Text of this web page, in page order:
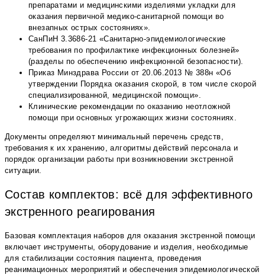
препаратами и медицинскими изделиями укладки для
оказания первичной медико-санитарной помощи во
внезапных острых состояниях».
СанПиН 3.3686-21 «Санитарно-эпидемиологические
требования по профилактике инфекционных болезней»
(разделы по обеспечению инфекционной безопасности).
Приказ Минздрава России от 20.06.2013 № 388н «Об
утверждении Порядка оказания скорой, в том числе скорой
специализированной, медицинской помощи».
Клинические рекомендации по оказанию неотложной
помощи при основных угрожающих жизни состояниях.
Документы определяют минимальный перечень средств,
требования к их хранению, алгоритмы действий персонала и
порядок организации работы при возникновении экстренной
ситуации.
Состав комплектов: всё для эффективного
экстренного реагирования
Базовая комплектация наборов для оказания экстренной помощи
включает инструменты, оборудование и изделия, необходимые
для стабилизации состояния пациента, проведения
реанимационных мероприятий и обеспечения эпидемиологической